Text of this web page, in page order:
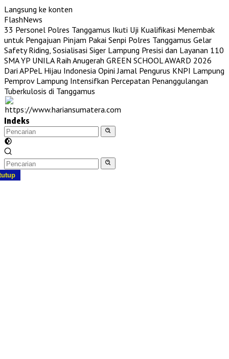
Langsung ke konten
FlashNews
33 Personel Polres Tanggamus Ikuti Uji Kualifikasi Menembak
untuk Pengajuan Pinjam Pakai Senpi Polres Tanggamus Gelar
Safety Riding, Sosialisasi Siger Lampung Presisi dan Layanan 110
SMA YP UNILA Raih Anugerah GREEN SCHOOL AWARD 2026
Dari APPeL Hijau Indonesia Opini Jamal Pengurus KNPI Lampung
Pemprov Lampung Intensifkan Percepatan Penanggulangan
Tuberkulosis di Tanggamus
Indeks